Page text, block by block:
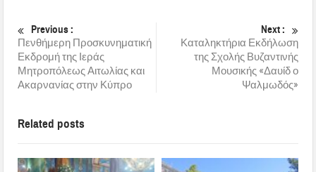
Previous :
Πενθήμερη Προσκυνηματική
Εκδρομή της Ιεράς
Μητροπόλεως Αιτωλίας και
Ακαρνανίας στην Κύπρο
Next :
Καταληκτήρια Εκδήλωση
της Σχολής Βυζαντινής
Μουσικής «Δαυίδ ο
Ψαλμωδός»
Related posts